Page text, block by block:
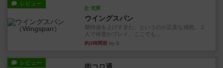
レビュー
充実
ウイングスパン
期待値を上げすぎた、というのが正直な感想。２
人で何度かプレイ。ここでも...
約3時間前 by S
レビュー